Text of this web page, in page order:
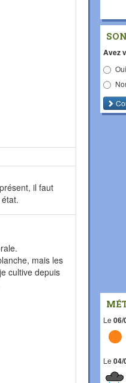
il faut
mais les
cultive depuis
Avez
Le 06/
Le 04/